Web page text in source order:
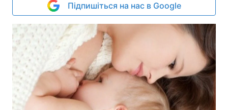
Підпишіться на нас в Google